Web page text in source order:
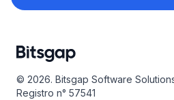
© 2026. Bitsgap Software
Registro n° 57541